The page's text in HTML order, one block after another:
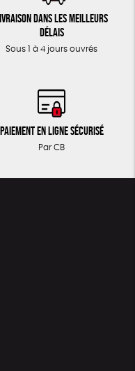
dans les meilleurs
délais
Sous 1 à 4 jours ouvrés
Paiement en ligne sécurisé
Par CB